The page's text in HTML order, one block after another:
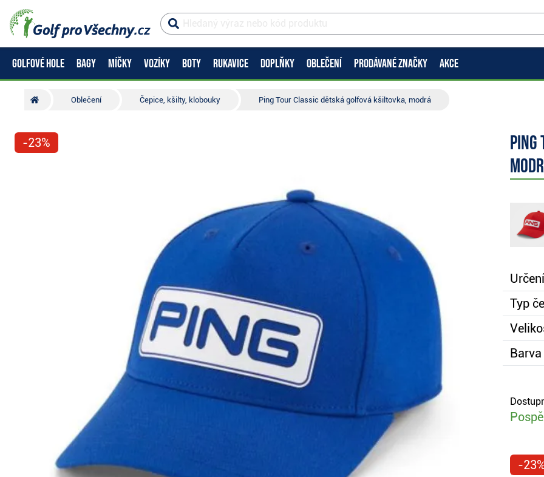
GOLFOVÉ HOLE BAGY MÍČKY VOZÍKY BOTY RUKAVICE DOPLŇKY OBLEČENÍ PRODÁVANÉ ZNAČKY AKCE
Oblečení Čepice, kšilty, klobouky Ping Tour Classic dětská golfová kšiltovka, modrá
-23%
Typ
-